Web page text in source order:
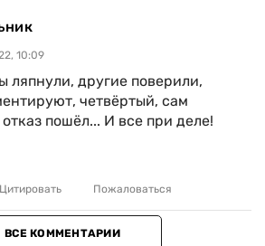
10:09
ляпнули, другие поверили,
четвёртый, сам
пошёл... И все при деле!
Цитировать Пожаловаться
ВСЕ КОММЕНТАРИИ